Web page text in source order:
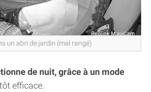
un abri de jardin (mal rangé)
de nuit, grâce à un mode
efficace.